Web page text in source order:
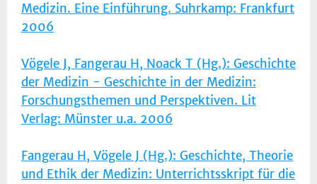
Medizin. Eine Einführung. Suhrkamp: Frankfurt
2006
Vögele J, Fangerau H, Noack T (Hg.): Geschichte
der Medizin - Geschichte in der Medizin:
Forschungsthemen und Perspektiven. Lit
Verlag: Münster u.a. 2006
Fangerau H, Vögele J (Hg.): Geschichte, Theorie
und Ethik der Medizin: Unterrichtsskript für die